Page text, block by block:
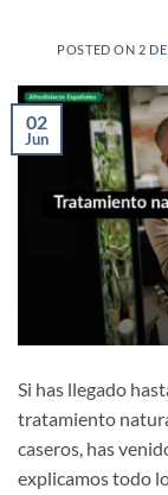
POSTED ON 2
02
Jun
Si has llegado
tratamiento
caseros, has
explicamos todo